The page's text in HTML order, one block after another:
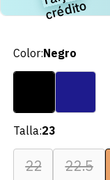
Color:Negro
Talla:23
22 22.5